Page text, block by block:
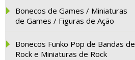
Bonecos de Games / Miniaturas
de Games / Figuras de Ação
Bonecos Funko Pop de Bandas de
Rock e Miniaturas de Rock